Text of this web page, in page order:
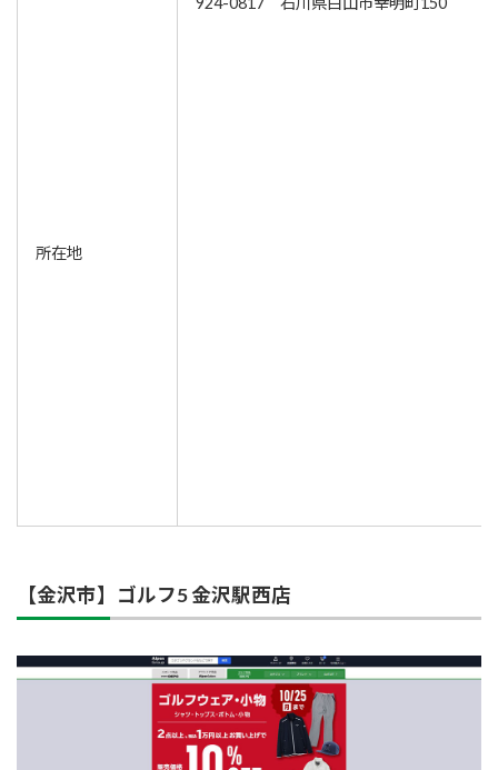
所在地
【金沢市】ゴルフ5 金沢駅西店